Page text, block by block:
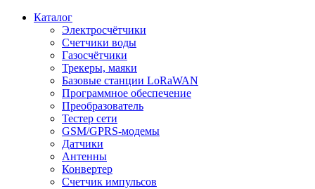
Каталог
Электросчётчики
Счетчики воды
Газосчётчики
Трекеры, маяки
Базовые станции LoRaWAN
Программное обеспечение
Преобразователь
Тестер сети
GSM/GPRS-модемы
Датчики
Антенны
Конвертер
Счетчик импульсов